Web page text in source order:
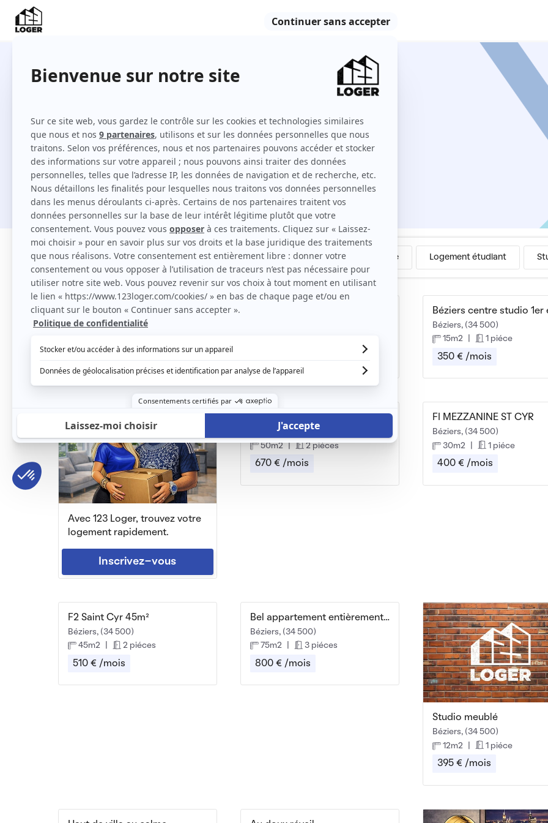
Locations à Béziers entre particuliers
Je cherche une location
Filtres Appartement Maison Colocation Meublé Logement étudiant
Avec 123 Loger, trouvez votre
logement rapidement.
Inscrivez-vous
T2 NEUF BÉZIERS PROCHE CENTRE ET TOUTES COMMODITÉS
Béziers, (34 500)
Béziers, (34 500)
15m2
1 piéce
350 € /mois
Béziers, (34 500)
50m2
2 piéces
670 € /mois
FI MEZZANINE ST CYR
Béziers, (34 500)
30m2
1 piéce
400 € /mois
F2 Saint Cyr 45m²
Béziers, (34 500)
45m2
2 piéces
510 € /mois
Bel appartement entièrement meublé, idéal coloc
Béziers, (34 500)
75m2
3 piéces
800 € /mois
Studio meublé
Béziers, (34 500)
12m2
1 piéce
395 € /mois